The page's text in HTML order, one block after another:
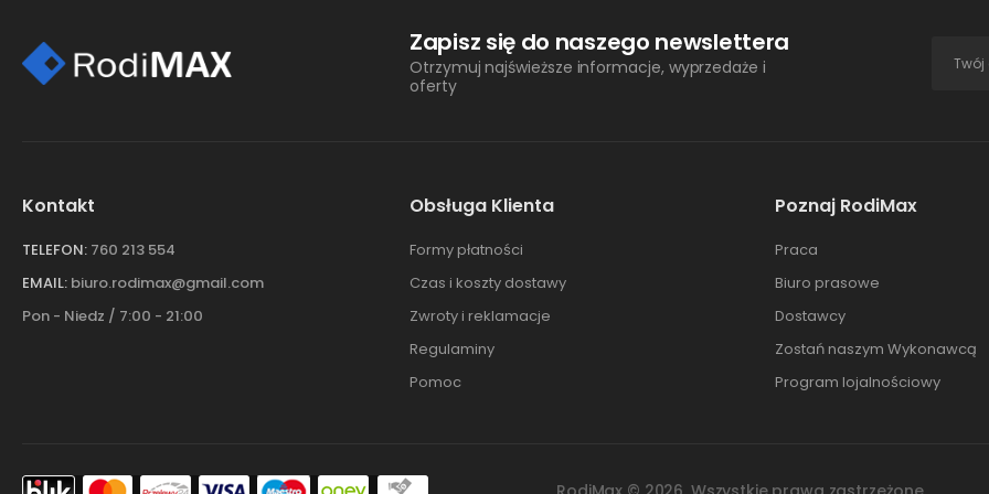
Zapisz się do naszego newslettera
Otrzymuj najświeższe informacje, wyprzedaże i
oferty
Kontakt
TELEFON: 760 213 554
EMAIL: biuro.rodimax@gmail.com
Pon - Niedz / 7:00 - 21:00
Obsługa Klienta
Formy płatności
Czas i koszty dostawy
Zwroty i reklamacje
Regulaminy
Pomoc
Poznaj RodiMax
Praca
Biuro prasowe
Dostawcy
Zostań naszym Wykonawcą
Program lojalnościowy